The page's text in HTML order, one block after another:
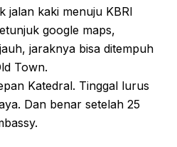
jalan kaki menuju KBRI
google maps,
jaraknya bisa ditempuh
Town.
Katedral. Tinggal lurus
Dan benar setelah 25